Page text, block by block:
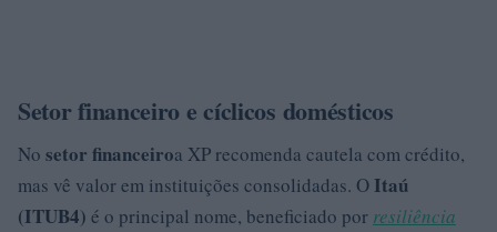
Setor financeiro e cíclicos domésticos
No setor financeiroa XP recomenda cautela com crédito,
mas vê valor em instituições consolidadas. O Itaú
(ITUB4) é o principal nome, beneficiado por resiliência